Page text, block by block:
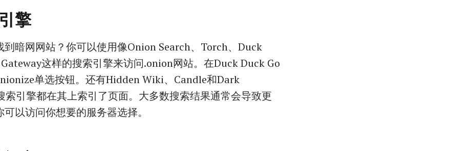
擎
到暗网网站？你可以使用像Onion Search、Torch、Duck
这样的搜索引擎来访问.onion网站。在Duck Duck Go
单选按钮。还有Hidden Wiki、Candle和Dark
索引擎都在其上索引了页面。大多数搜索结果通常会导致更
以访问你想要的服务器选择。